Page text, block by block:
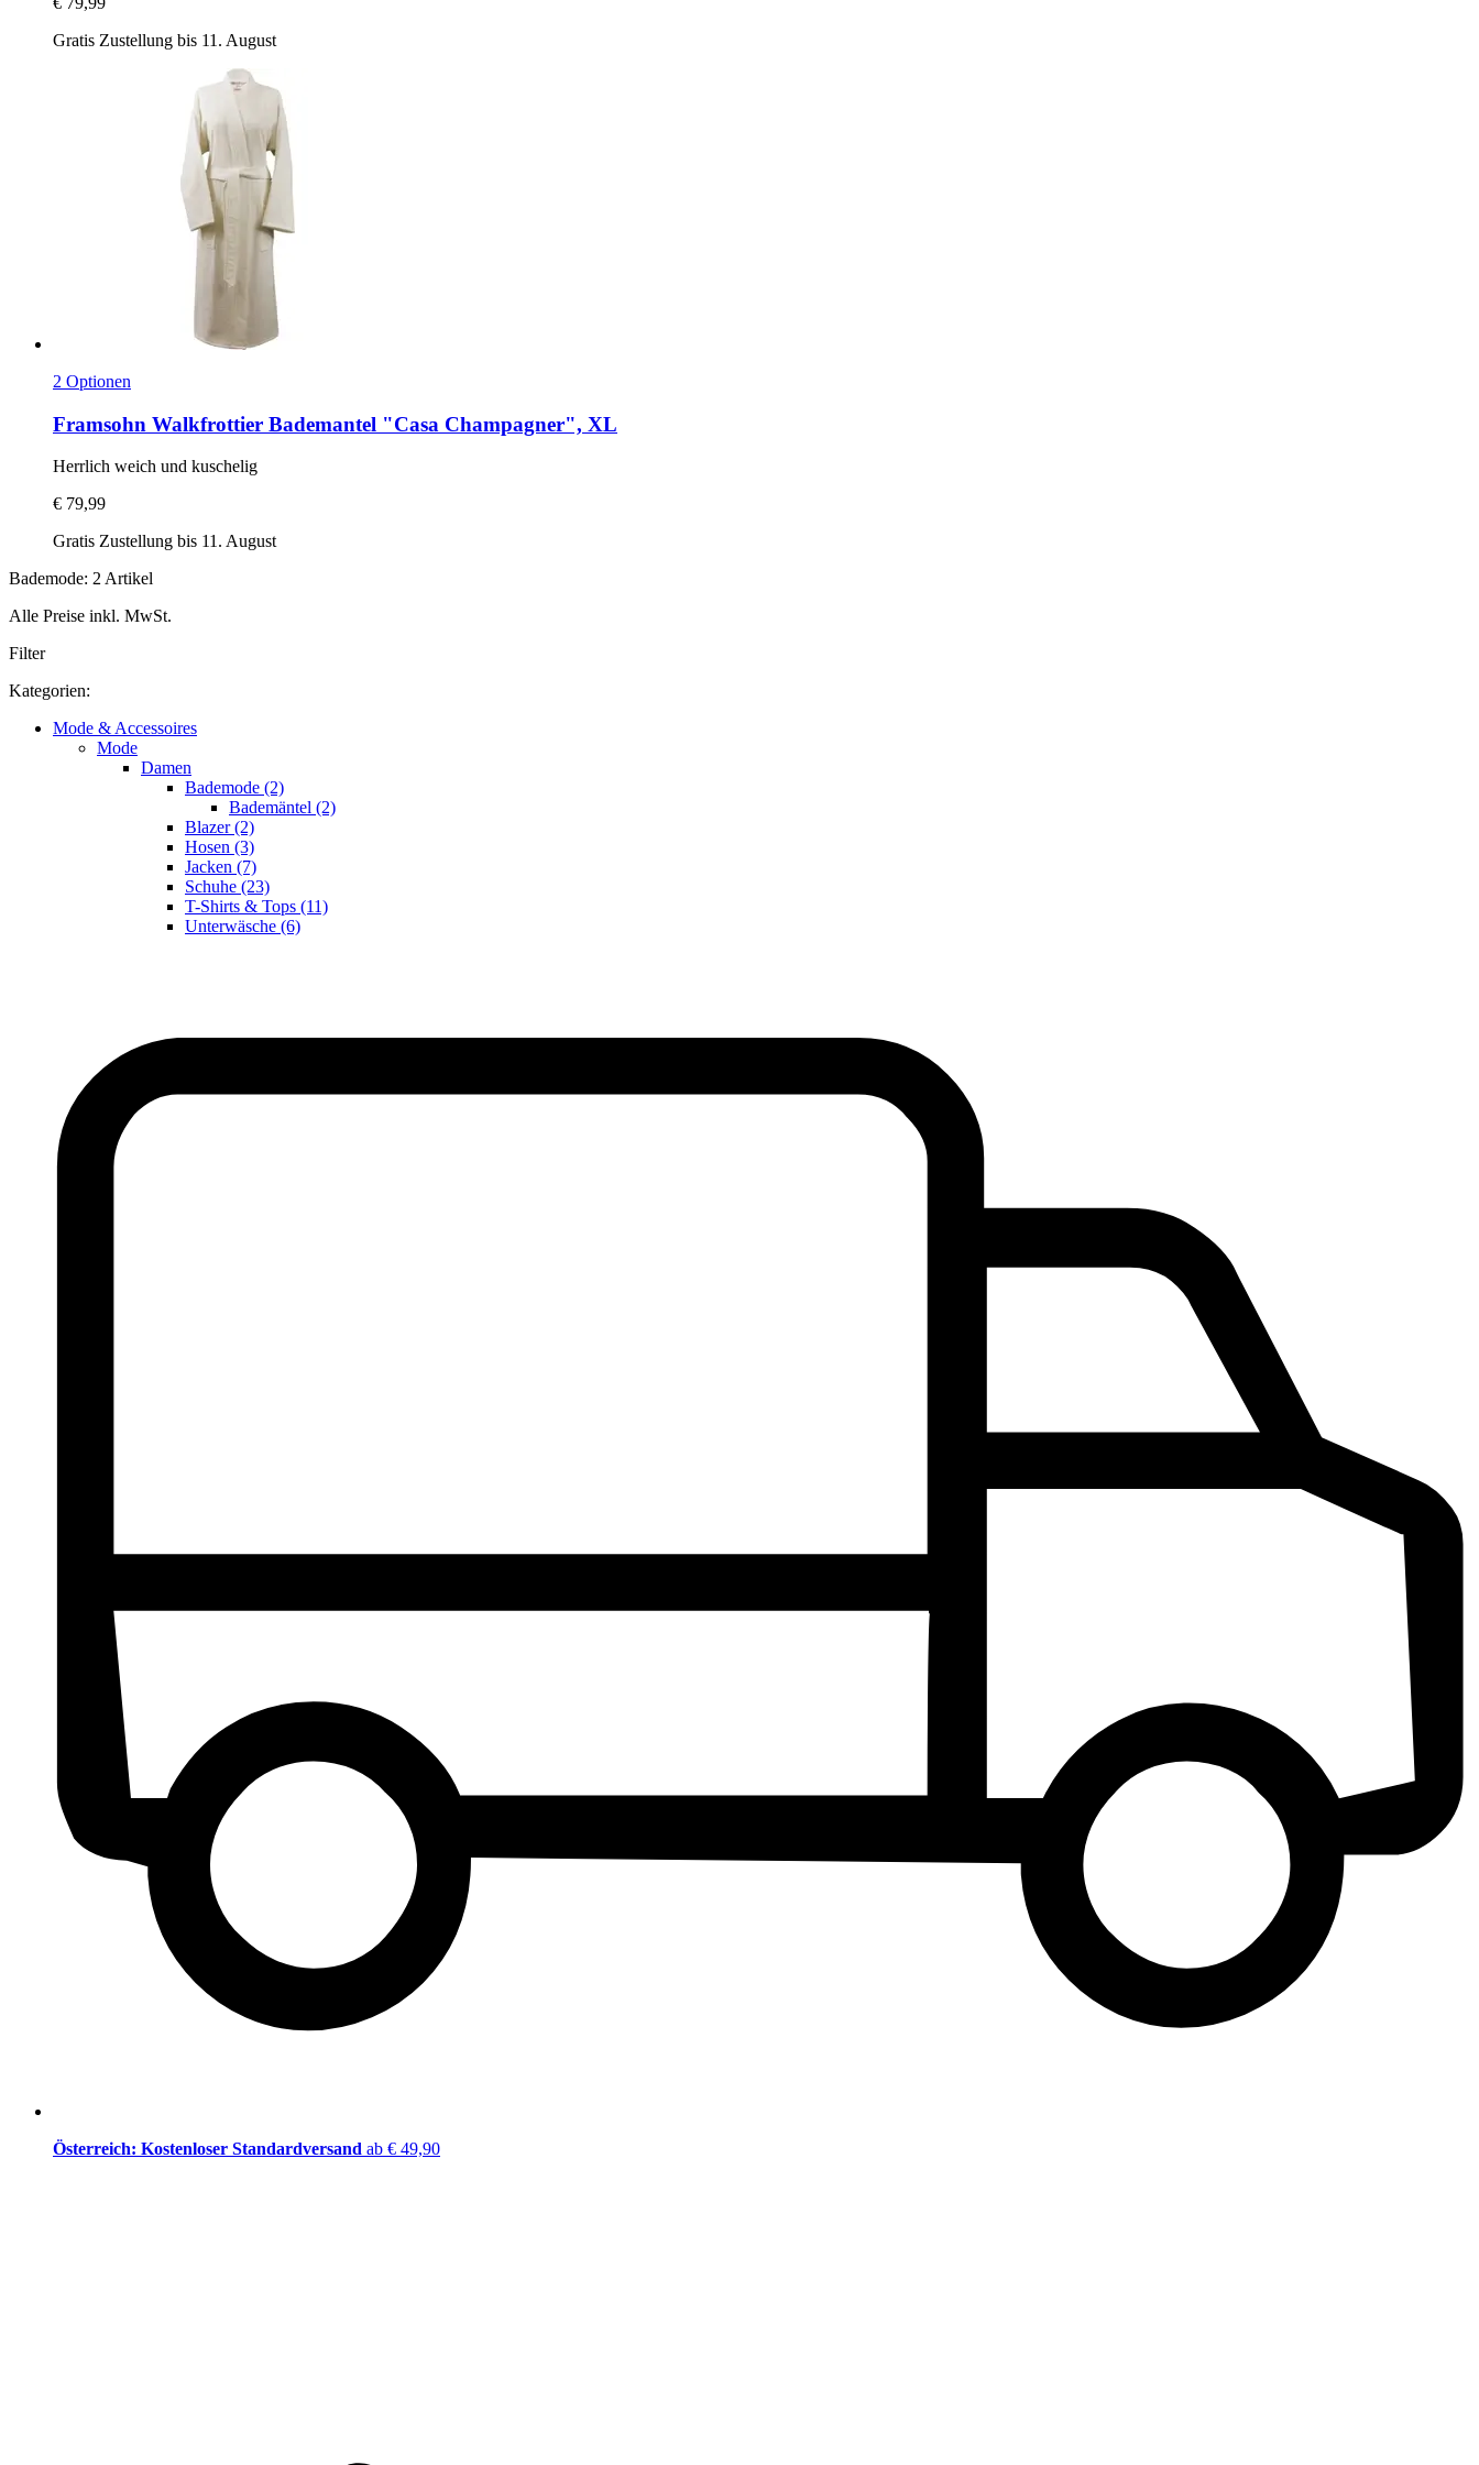
Gratis Zustellung bis 11. August
2 Optionen
Framsohn Walkfrottier Bademantel "Casa Champagner", XL
Herrlich weich und kuschelig
€ 79,99
Gratis Zustellung bis 11. August
Bademode: 2 Artikel
Alle Preise inkl. MwSt.
Filter
Kategorien:
Mode & Accessoires
Mode
Damen
Bademode (2)
Bademäntel (2)
Blazer (2)
Hosen (3)
Jacken (7)
Schuhe (23)
T-Shirts & Tops (11)
Unterwäsche (6)
Österreich: Kostenloser Standardversand ab € 49,90